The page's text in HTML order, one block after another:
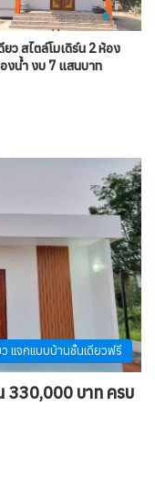
ยว สไตล์โมเดิร์น 2 ห้อง
งน้ำ งบ 7 แสนบาท
แจกแบบบ้านชั้นเดียวฟรี
330,000 บาท ครบ